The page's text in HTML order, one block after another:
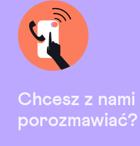
Chcesz z nami
porozmawiać?